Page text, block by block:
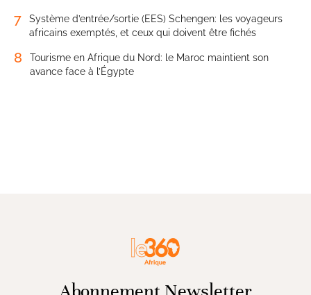
7
Système d’entrée/sortie (EES) Schengen: les voyageurs
africains exemptés, et ceux qui doivent être fichés
8
Tourisme en Afrique du Nord: le Maroc maintient son
avance face à l’Égypte